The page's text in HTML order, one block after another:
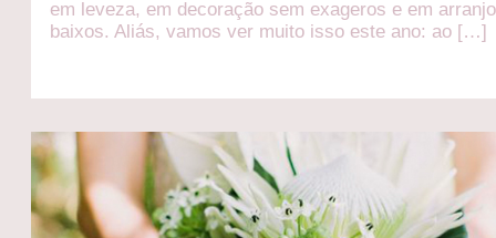
em leveza, em decoração sem exageros e em
baixos. Aliás, vamos ver muito isso este ano: ao […]